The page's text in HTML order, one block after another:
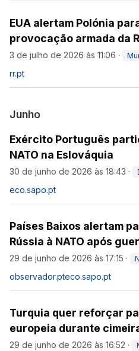
EUA alertam Polónia
provocação armada da
3 de julho de 2026 às 11:06 ·
rr.pt
Junho
Exército Português
NATO na Eslováquia
30 de junho de 2026 às 18:43 ·
eco.sapo.pt
Países Baixos alertam
Rússia à NATO após
29 de junho de 2026 às 17:15 ·
observador.pteco.sapo.pt
Turquia quer reforçar
europeia durante
29 de junho de 2026 às 16:52 ·